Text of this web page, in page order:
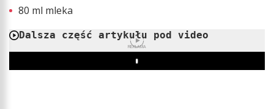
80 ml mleka
Dalsza część artykułu pod video
REKLAMA
Play